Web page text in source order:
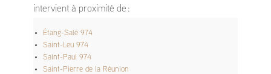
intervient à proximité de :
Étang-Salé 974
Saint-Leu 974
Saint-Paul 974
Saint-Pierre de la Réunion